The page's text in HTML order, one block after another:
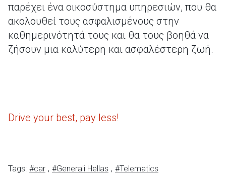
παρέχει ένα οικοσύστημα υπηρεσιών, που θα
ακολουθεί τους ασφαλισμένους στην
καθημερινότητά τους και θα τους βοηθά να
ζήσουν μια καλύτερη και ασφαλέστερη ζωή.
Drive your best, pay less!
Tags: #car , #Generali Hellas , #Telematics